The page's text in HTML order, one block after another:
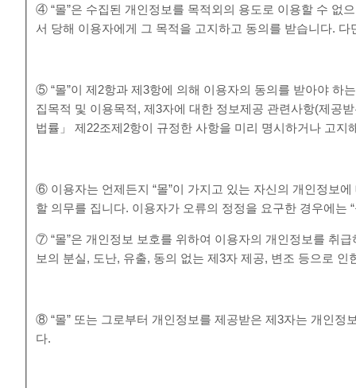
④ “몰”은 수집된 개인정보를 목적외의 용도로 이용할 수 없
서 당해 이용자에게 그 목적을 고지하고 동의를 받습니다.
⑤ “몰”이 제2항과 제3항에 의해 이용자의 동의를 받아야 하
집목적 및 이용목적, 제3자에 대한 정보제공 관련사항(제공
법률」 제22조제2항이 규정한 사항을 미리 명시하거나 고
⑥ 이용자는 언제든지 “몰”이 가지고 있는 자신의 개인정보
할 의무를 집니다. 이용자가 오류의 정정을 요구한 경우에는
⑦ “몰”은 개인정보 보호를 위하여 이용자의 개인정보를 취
보의 분실, 도난, 유출, 동의 없는 제3자 제공, 변조 등으로
⑧ “몰” 또는 그로부터 개인정보를 제공받은 제3자는 개인
다.